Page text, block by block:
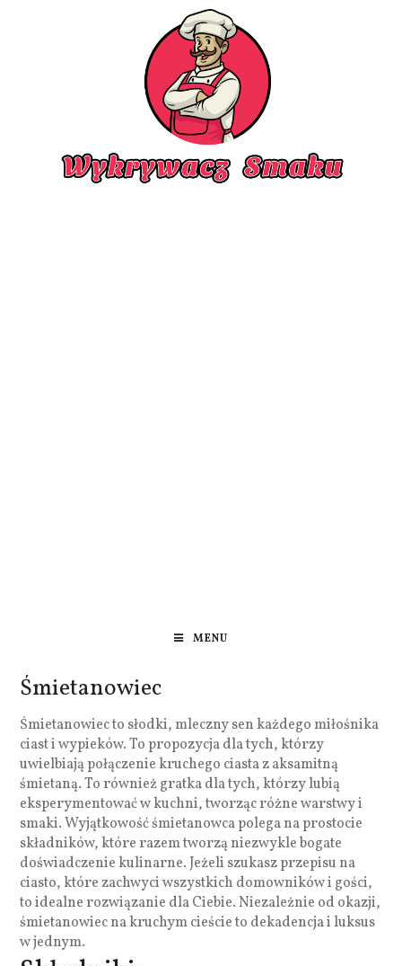
MENU
Śmietanowiec
Śmietanowiec to słodki, mleczny sen każdego miłośnika
ciast i wypieków. To propozycja dla tych, którzy
uwielbiają połączenie kruchego ciasta z aksamitną
śmietaną. To również gratka dla tych, którzy lubią
eksperymentować w kuchni, tworząc różne warstwy i
smaki. Wyjątkowość śmietanowca polega na prostocie
składników, które razem tworzą niezwykle bogate
doświadczenie kulinarne. Jeżeli szukasz przepisu na
ciasto, które zachwyci wszystkich domowników i gości,
to idealne rozwiązanie dla Ciebie. Niezależnie od okazji,
śmietanowiec na kruchym cieście to dekadencja i luksus
w jednym.